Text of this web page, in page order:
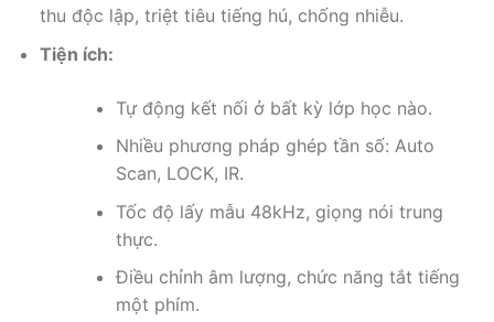
thu độc lập, triệt tiêu tiếng hú, chống nhiễu.
Tiện ích:
Tự động kết nối ở bất kỳ lớp học nào.
Nhiều phương pháp ghép tần số: Auto
Scan, LOCK, IR.
Tốc độ lấy mẫu 48kHz, giọng nói trung
thực.
Điều chỉnh âm lượng, chức năng tắt tiếng
một phím.